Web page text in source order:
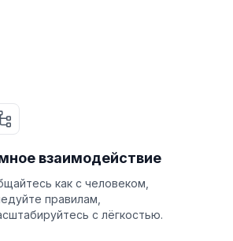
взаимодействие
как с человеком,
правилам,
с лёгкостью.